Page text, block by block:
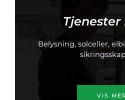
Tjenester
Belysning, solceller,
VIS